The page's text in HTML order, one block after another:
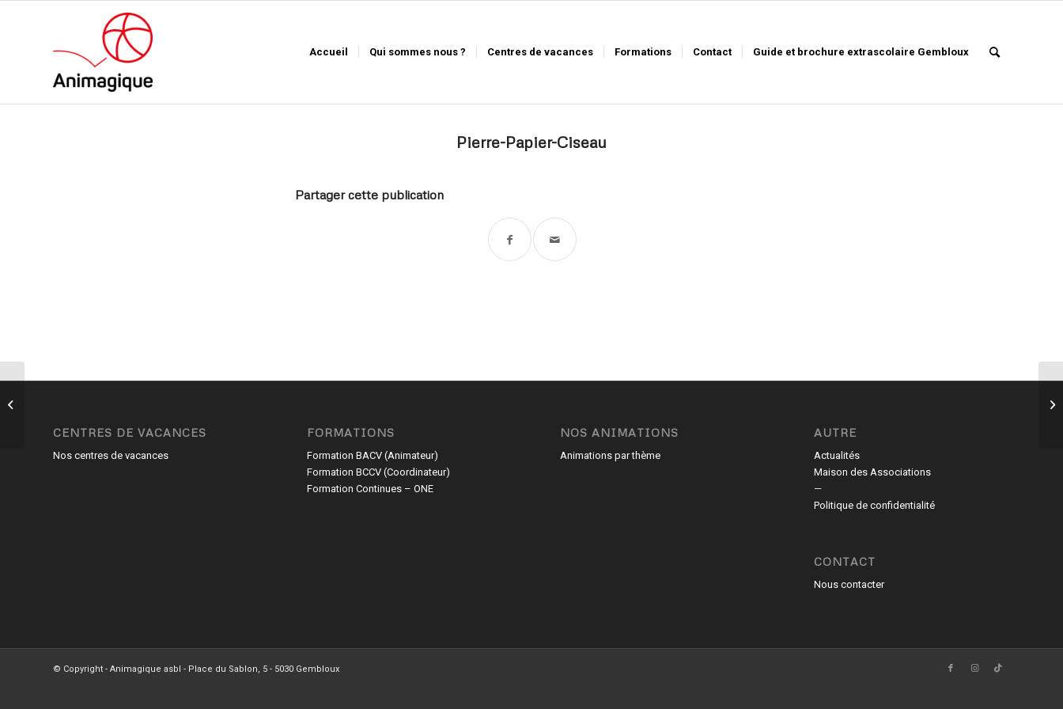
Accueil Qui sommes nous ? Centres de vacances Formations Contact Guide et brochure extrascolaire Gembloux
Pierre-Papier-Ciseau
Partager cette publication
CENTRES DE VACANCES
Nos centres de vacances
FORMATIONS
Formation BACV (Animateur)
Formation BCCV (Coordinateur)
Formation Continues – ONE
NOS ANIMATIONS
Animations par thème
AUTRE
Actualités
Maison des Associations
—
Politique de confidentialité
CONTACT
Nous contacter
© Copyright - Animagique asbl - Place du Sablon, 5 - 5030 Gembloux